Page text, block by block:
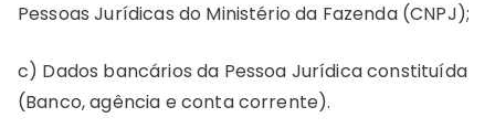
Pessoas Jurídicas do Ministério da Fazenda (CNPJ);
c) Dados bancários da Pessoa Jurídica constituída
(Banco, agência e conta corrente).